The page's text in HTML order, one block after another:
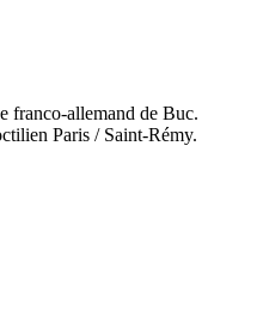
franco-allemand de Buc.
Paris / Saint-Rémy.